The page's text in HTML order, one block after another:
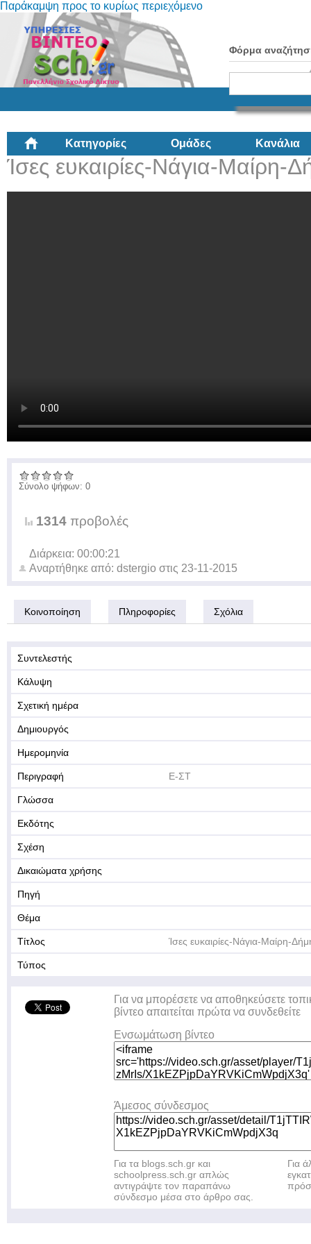
Παράκαμψη προς το κυρίως περιεχόμενο
Φόρμα
Κατηγορίες Ομάδες Κανάλια
Ίσες ευκαιρίες-Νάγια-
Σύνολο ψήφων: 0
1314 προβολές
Διάρκεια: 00:00:21
Αναρτήθηκε από: dstergio στις 23-11-2015
Κοινοποίηση Πληροφορίες Σχόλια
Συντελεστής
Κάλυψη
Σχετική ημέρα
Δημιουργός
Ημερομηνία
Περιγραφή Ε-ΣΤ
Γλώσσα
Εκδότης
Σχέση
Δικαιώματα χρήσης
Πηγή
Θέμα
Τίτλος Ίσες ευκαιρίες-Νάγια-Μαίρη-
Τύπος
Για να μπορέσετε να αποθηκεύσετε
βίντεο απαιτείται πρώτα να συνδεθείτε
Ενσωμάτωση βίντεο
Άμεσος σύνδεσμος
Για τα blogs.sch.gr και
schoolpress.sch.gr απλώς
αντιγράψτε τον παραπάνω
σύνδεσμο μέσα στο άρθρο σας.
Για